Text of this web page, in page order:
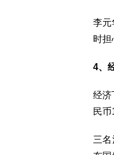
李元
时担
4、
经济
民
三